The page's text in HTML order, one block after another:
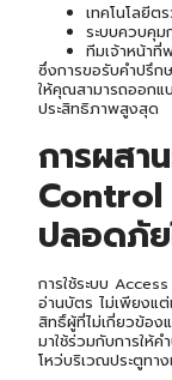
เทคโนโลยีต
ระบบควบคุ
ทีมเจ้าหน้าที่
ซึ่งการขอรับคำปรึก
ให้คุณสามารถออกแ
ประสิทธิภาพสูงสุด
การผสา
Control
ปลอดภัย
การใช้ระบบ
อ่านบัตร ไม่เพียงแ
สิทธิ์ผู้ที่ไม่เกี่ยวข้อง
มาใช้ร่วมกับการให้
โหว่บริเวณประตูทา